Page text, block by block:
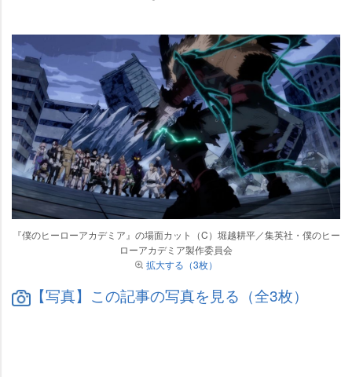
『僕のヒーローアカデミア』の場面カット（C）堀越耕平／集英社・僕のヒー
ローアカデミア製作委員会
拡大する（3枚）
【写真】この記事の写真を見る（全3枚）